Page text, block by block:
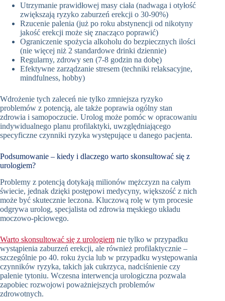
Utrzymanie prawidłowej masy ciała (nadwaga i otyłość
zwiększają ryzyko zaburzeń erekcji o 30-90%)
Rzucenie palenia (już po roku abstynencji od nikotyny
jakość erekcji może się znacząco poprawić)
Ograniczenie spożycia alkoholu do bezpiecznych ilości
(nie więcej niż 2 standardowe drinki dziennie)
Regularny, zdrowy sen (7-8 godzin na dobę)
Efektywne zarządzanie stresem (techniki relaksacyjne,
mindfulness, hobby)
Wdrożenie tych zaleceń nie tylko zmniejsza ryzyko
problemów z potencją, ale także poprawia ogólny stan
zdrowia i samopoczucie. Urolog może pomóc w opracowaniu
indywidualnego planu profilaktyki, uwzględniającego
specyficzne czynniki ryzyka występujące u danego pacjenta.
Podsumowanie – kiedy i dlaczego warto skonsultować się z
urologiem?
Problemy z potencją dotykają milionów mężczyzn na całym
świecie, jednak dzięki postępowi medycyny, większość z nich
może być skutecznie leczona. Kluczową rolę w tym procesie
odgrywa urolog, specjalista od zdrowia męskiego układu
moczowo-płciowego.
Warto skonsultować się z urologiem nie tylko w przypadku
wystąpienia zaburzeń erekcji, ale również profilaktycznie –
szczególnie po 40. roku życia lub w przypadku występowania
czynników ryzyka, takich jak cukrzyca, nadciśnienie czy
palenie tytoniu. Wczesna interwencja urologiczna pozwala
zapobiec rozwojowi poważniejszych problemów
zdrowotnych.